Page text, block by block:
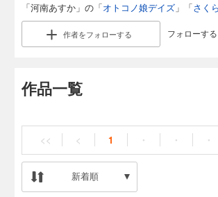
「河南あすか」の「オトコノ娘デイズ 」「さく
作者をフォローする フォローす
作品一覧
<< < 1 ・ ・ ・
新着順